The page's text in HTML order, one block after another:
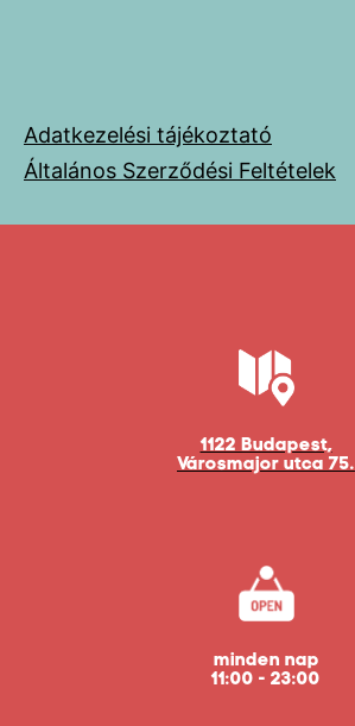
Adatkezelési tájékoztató
Általános Szerződési Feltételek
1122 Budapest,
Városmajor utca 75.
minden nap
11:00 - 23:00